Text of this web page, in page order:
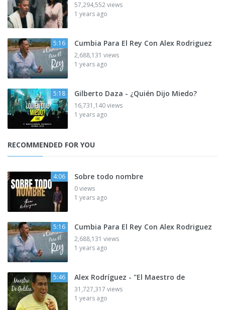
57,294,552 views
1 years ago
5:16 Cumbia Para El Rey Con Alex Rodriguez
2,688,131 views
1 years ago
5:18 Gilberto Daza - ¿Quién Dijo Miedo?
16,731,140 views
1 years ago
RECOMMENDED FOR YOU
4:06 Sobre todo nombre
0 views
1 years ago
5:16 Cumbia Para El Rey Con Alex Rodriguez
2,688,131 views
1 years ago
5:46 Alex Rodríguez - "El Maestro de
31,727,317 views
1 years ago